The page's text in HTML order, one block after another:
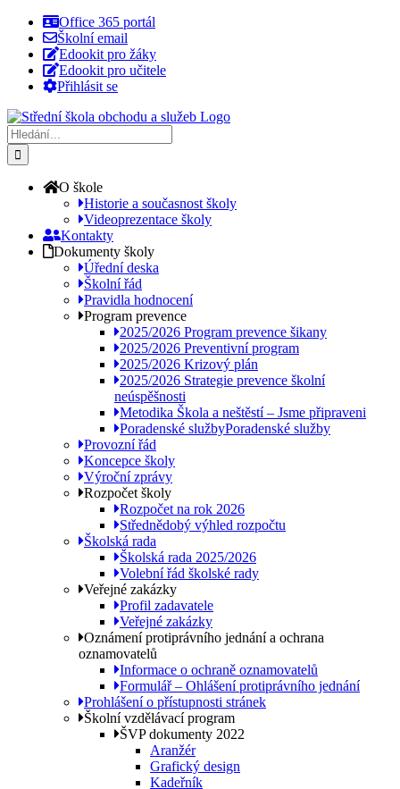
Přeskočit
obsah
Office 365 portál
Školní email
Edookit pro žáky
Edookit pro učitele
Přihlásit se
Hledat:
O škole
Historie a současnost školy
Videoprezentace školy
Kontakty
Dokumenty školy
Úřední deska
Školní řád
Pravidla hodnocení
Program prevence
2025/2026 Program prevence šikany
2025/2026 Preventivní program
2025/2026 Krizový plán
2025/2026 Strategie prevence školní
neúspěšnosti
Metodika Škola a neštěstí – Jsme připraveni
Poradenské službyPoradenské služby
Provozní řád
Koncepce školy
Výroční zprávy
Rozpočet školy
Rozpočet na rok 2026
Střednědobý výhled rozpočtu
Školská rada
Školská rada 2025/2026
Volební řád školské rady
Veřejné zakázky
Profil zadavatele
Veřejné zakázky
Oznámení protiprávního jednání a ochrana
oznamovatelů
Informace o ochraně oznamovatelů
Formulář – Ohlášení protiprávního jednání
Prohlášení o přístupnosti stránek
Školní vzdělávací program
ŠVP dokumenty 2022
Aranžér
Grafický design
Kadeřník